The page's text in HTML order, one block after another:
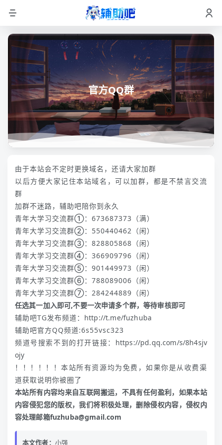
官方QQ群
由于本站会不定时更换域名，还请大家加群
以后方便大家记住本站域名，可以加群，都是不禁言交流
群
加群不迷路，辅助吧陪你到永久
青年大学习交流群①：673687373（满）
青年大学习交流群②：550440462（闲）
青年大学习交流群③：828805868（闲）
青年大学习交流群④：366909796（闲）
青年大学习交流群⑤：901449973（闲）
青年大学习交流群⑥：788089006（闲）
青年大学习交流群⑦：284244889（闲）
任选其一加入即可,不要一次申请多个群，等待审核即可
辅助吧TG发布频道： http://t.me/fuzhuba
辅助吧官方QQ频道:6s55vsc323
频道号搜索不到的打开链接： https://pd.qq.com/s/8h4sjv
ojy
！！！！！！本站所有资源均为免费，如果你是从收费渠
道获取说明你被圈了
本站所有内容均来自互联网搬运，不具有任何盈利，如果本站
内容侵犯您的版权，我们将积极处理，删除侵权内容，侵权内
容处理邮箱fuzhuba@gmail.com
本文作者： 小强